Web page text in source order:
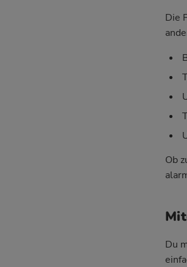
Die
Ob
Du